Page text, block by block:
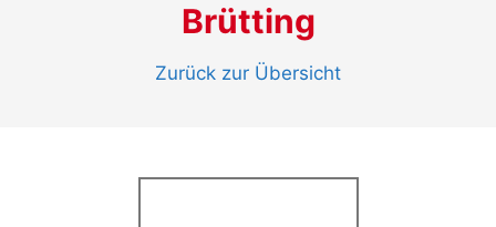
Brütting
Zurück zur Übersicht